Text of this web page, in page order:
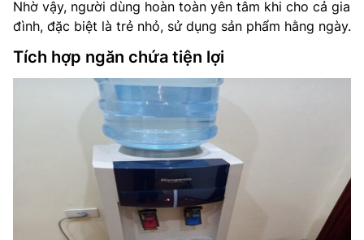
Nhờ vậy, người dùng hoàn toàn yên tâm khi cho cả gia
đình, đặc biệt là trẻ nhỏ, sử dụng sản phẩm hằng ngày.
Tích hợp ngăn chứa tiện lợi